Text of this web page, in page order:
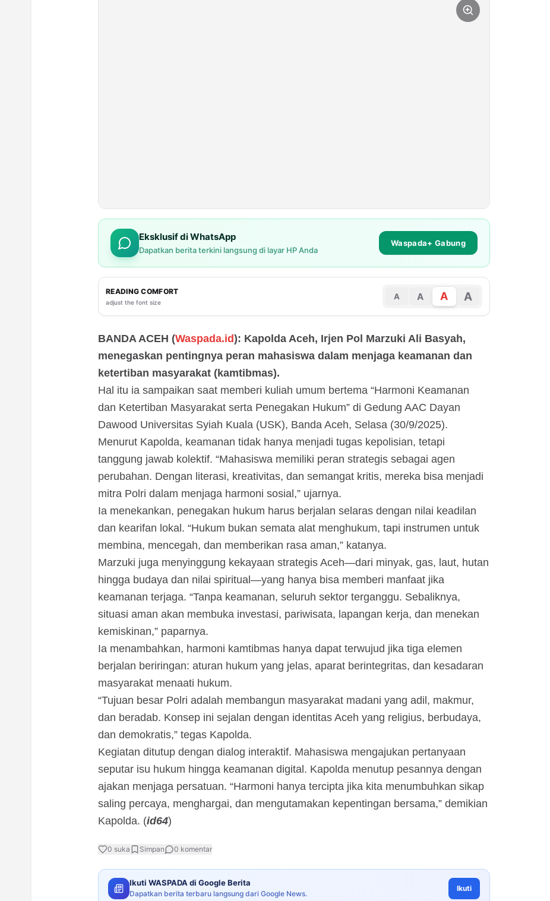
Eksklusif di WhatsApp
Dapatkan berita terkini langsung di layar HP Anda
Waspada+ Gabung
READING COMFORT
adjust the font size
A A A A
BANDA ACEH (Waspada.id): Kapolda Aceh, Irjen Pol Marzuki Ali Basyah,
menegaskan pentingnya peran mahasiswa dalam menjaga keamanan dan
ketertiban masyarakat (kamtibmas).
Hal itu ia sampaikan saat memberi kuliah umum bertema “Harmoni Keamanan
dan Ketertiban Masyarakat serta Penegakan Hukum” di Gedung AAC Dayan
Dawood Universitas Syiah Kuala (USK), Banda Aceh, Selasa (30/9/2025).
Menurut Kapolda, keamanan tidak hanya menjadi tugas kepolisian, tetapi
tanggung jawab kolektif. “Mahasiswa memiliki peran strategis sebagai agen
perubahan. Dengan literasi, kreativitas, dan semangat kritis, mereka bisa menjadi
mitra Polri dalam menjaga harmoni sosial,” ujarnya.
Ia menekankan, penegakan hukum harus berjalan selaras dengan nilai keadilan
dan kearifan lokal. “Hukum bukan semata alat menghukum, tapi instrumen untuk
membina, mencegah, dan memberikan rasa aman,” katanya.
Marzuki juga menyinggung kekayaan strategis Aceh—dari minyak, gas, laut, hutan
hingga budaya dan nilai spiritual—yang hanya bisa memberi manfaat jika
keamanan terjaga. “Tanpa keamanan, seluruh sektor terganggu. Sebaliknya,
situasi aman akan membuka investasi, pariwisata, lapangan kerja, dan menekan
kemiskinan,” paparnya.
Ia menambahkan, harmoni kamtibmas hanya dapat terwujud jika tiga elemen
berjalan beriringan: aturan hukum yang jelas, aparat berintegritas, dan kesadaran
masyarakat menaati hukum.
“Tujuan besar Polri adalah membangun masyarakat madani yang adil, makmur,
dan beradab. Konsep ini sejalan dengan identitas Aceh yang religius, berbudaya,
dan demokratis,” tegas Kapolda.
Kegiatan ditutup dengan dialog interaktif. Mahasiswa mengajukan pertanyaan
seputar isu hukum hingga keamanan digital. Kapolda menutup pesannya dengan
ajakan menjaga persatuan. “Harmoni hanya tercipta jika kita menumbuhkan sikap
saling percaya, menghargai, dan mengutamakan kepentingan bersama,” demikian
Kapolda. (id64)
0 suka Simpan 0 komentar
Ikuti WASPADA di Google Berita
Dapatkan berita terbaru langsung dari Google News.
Ikuti